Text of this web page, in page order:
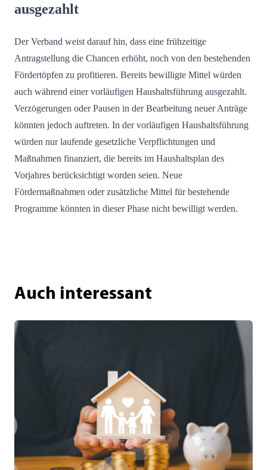
ausgezahlt
Der Verband weist darauf hin, dass eine frühzeitige
Antragstellung die Chancen erhöht, noch von den bestehenden
Fördertöpfen zu profitieren. Bereits bewilligte Mittel würden
auch während einer vorläufigen Haushaltsführung ausgezahlt.
Verzögerungen oder Pausen in der Bearbeitung neuer Anträge
könnten jedoch auftreten. In der vorläufigen Haushaltsführung
würden nur laufende gesetzliche Verpflichtungen und
Maßnahmen finanziert, die bereits im Haushaltsplan des
Vorjahres berücksichtigt worden seien. Neue
Fördermaßnahmen oder zusätzliche Mittel für bestehende
Programme könnten in dieser Phase nicht bewilligt werden.
Auch interessant